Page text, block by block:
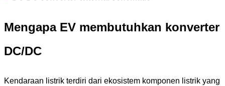
Mengapa EV membutuhkan konverter
DC/DC
Kendaraan listrik terdiri dari ekosistem komponen listrik yang